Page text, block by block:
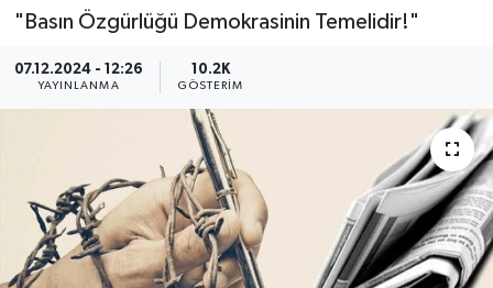
"Basın Özgürlüğü Demokrasinin Temelidir!"
07.12.2024 - 12:26
YAYINLANMA
10.2K
GÖSTERIM
GÖKTÜRK
GÜNDEM
KEMERBURGAZ
KÜLTÜR - SANAT
MAGAZİN